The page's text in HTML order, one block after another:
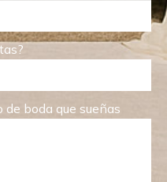
boda que sueñas